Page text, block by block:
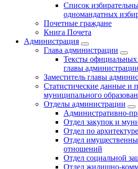
Список
одномандатных
Почетные граждане
Книга Почета
Администрация
Глава администрации
Тексты
главы администрации
Заместитель главы
Статистические данные и
муниципального
Отделы администрации
Административно-
Отдел закупок и
Отдел по
Отдел
отношений
Отдел социальной
Отдел жилищно-